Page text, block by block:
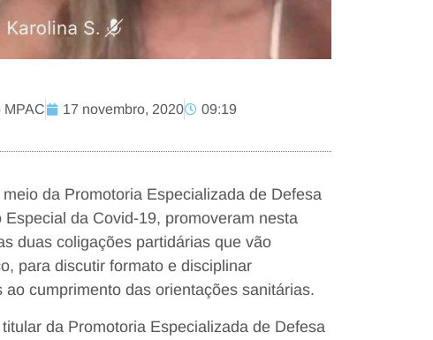
MPAC 17 novembro, 2020 09:19
da Promotoria Especializada de Defesa
da Covid-19, promoveram nesta
duas coligações partidárias que vão
para discutir formato e disciplinar
cumprimento das orientações sanitárias.
da Promotoria Especializada de Defesa